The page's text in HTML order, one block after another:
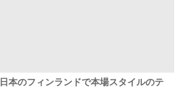
日本のフィンランドで本場スタイルのテ